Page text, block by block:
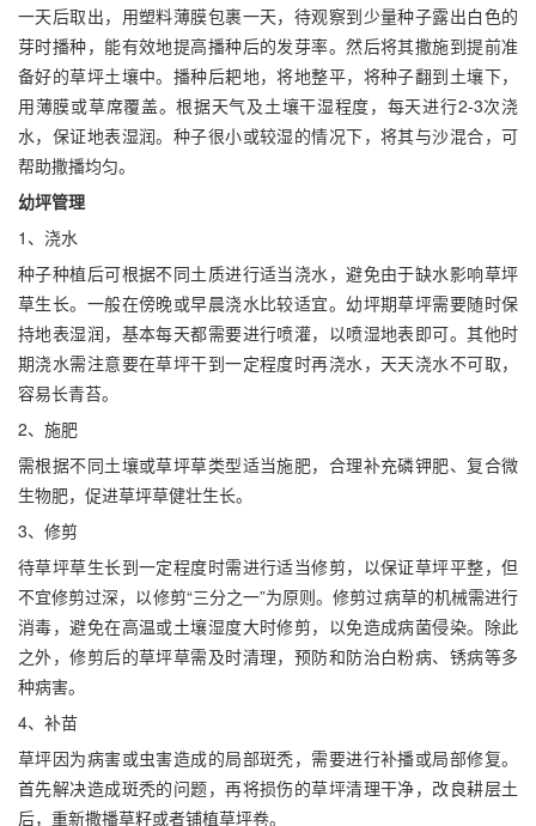
一天后取出，用塑料薄膜包裹一天，待观察到少量种子露出白色的
芽时播种，能有效地提高播种后的发芽率。然后将其撒施到提前准
备好的草坪土壤中。播种后耙地，将地整平，将种子翻到土壤下，
用薄膜或草席覆盖。根据天气及土壤干湿程度，每天进行2-3次浇
水，保证地表湿润。种子很小或较湿的情况下，将其与沙混合，可
帮助撒播均匀。
幼坪管理
1、浇水
种子种植后可根据不同土质进行适当浇水，避免由于缺水影响草坪
草生长。一般在傍晚或早晨浇水比较适宜。幼坪期草坪需要随时保
持地表湿润，基本每天都需要进行喷灌，以喷湿地表即可。其他时
期浇水需注意要在草坪干到一定程度时再浇水，天天浇水不可取，
容易长青苔。
2、施肥
需根据不同土壤或草坪草类型适当施肥，合理补充磷钾肥、复合微
生物肥，促进草坪草健壮生长。
3、修剪
待草坪草生长到一定程度时需进行适当修剪，以保证草坪平整，但
不宜修剪过深，以修剪“三分之一”为原则。修剪过病草的机械需进行
消毒，避免在高温或土壤湿度大时修剪，以免造成病菌侵染。除此
之外，修剪后的草坪草需及时清理，预防和防治白粉病、锈病等多
种病害。
4、补苗
草坪因为病害或虫害造成的局部斑秃，需要进行补播或局部修复。
首先解决造成斑秃的问题，再将损伤的草坪清理干净，改良耕层土
后，重新撒播草籽或者铺植草坪卷。